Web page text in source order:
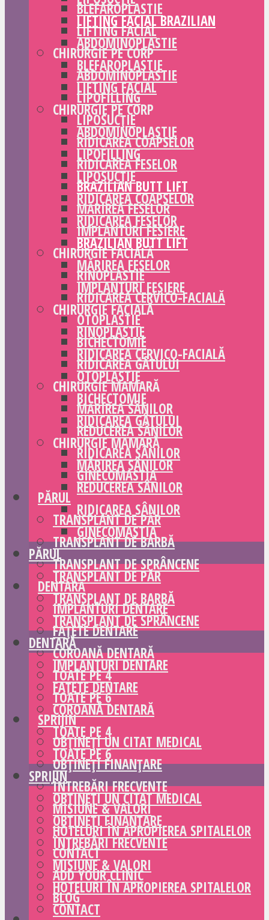
BLEFAROPLASTIE
LIFTING FACIAL
CHIRURGIE PE CORP
ABDOMINOPLASTIE
LIPOFILLING
LIPOSUCȚIE
RIDICAREA COAPSELOR
RIDICAREA FESELOR
BRAZILIAN BUTT LIFT
MĂRIREA FESELOR
IMPLANTURI FESIERE
CHIRURGIE FACIALĂ
RINOPLASTIE
RIDICAREA CERVICO-FACIALĂ
OTOPLASTIE
BICHECTOMIE
RIDICAREA GÂTULUI
CHIRURGIE MAMARĂ
MĂRIREA SÂNILOR
REDUCEREA SÂNILOR
RIDICAREA SÂNILOR
GINECOMASTIA
PĂRUL
TRANSPLANT DE PĂR
TRANSPLANT DE BARBĂ
TRANSPLANT DE SPRÂNCENE
DENTARĂ
IMPLANTURI DENTARE
FAȚETE DENTARE
COROANĂ DENTARĂ
TOATE PE 4
TOATE PE 6
SPRIJIN
OBȚINEȚI UN CITAT MEDICAL
OBȚINEȚI FINANȚARE
ÎNTREBĂRI FRECVENTE
MISIUNE & VALORI
HOTELURI ÎN APROPIEREA SPITALELOR
CONTACT
ADD YOUR CLINIC
BLOG
LIFTING FACIAL BRAZILIAN
ABDOMINOPLASTIE
BLEFAROPLASTIE
LIFTING FACIAL
CHIRURGIE PE CORP
ABDOMINOPLASTIE
LIPOFILLING
LIPOSUCȚIE
RIDICAREA COAPSELOR
RIDICAREA FESELOR
BRAZILIAN BUTT LIFT
MĂRIREA FESELOR
IMPLANTURI FESIERE
CHIRURGIE FACIALĂ
RINOPLASTIE
RIDICAREA CERVICO-FACIALĂ
OTOPLASTIE
BICHECTOMIE
RIDICAREA GÂTULUI
CHIRURGIE MAMARĂ
MĂRIREA SÂNILOR
REDUCEREA SÂNILOR
RIDICAREA SÂNILOR
GINECOMASTIA
PĂRUL
TRANSPLANT DE PĂR
TRANSPLANT DE BARBĂ
TRANSPLANT DE SPRÂNCENE
DENTARĂ
IMPLANTURI DENTARE
FAȚETE DENTARE
COROANĂ DENTARĂ
TOATE PE 4
TOATE PE 6
SPRIJIN
OBȚINEȚI UN CITAT MEDICAL
OBȚINEȚI FINANȚARE
ÎNTREBĂRI FRECVENTE
MISIUNE & VALORI
HOTELURI ÎN APROPIEREA SPITALELOR
CONTACT